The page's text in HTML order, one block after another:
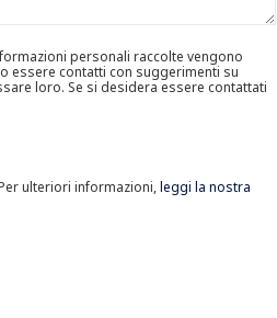
personali raccolte vengono
essere contatti con suggerimenti su
loro. Se si desidera essere contattati
ulteriori informazioni,leggi la nostra